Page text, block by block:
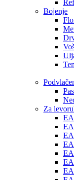
Bojenje
Za